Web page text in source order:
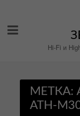
содержимому
Hi-Fi и
МЕТКА:
ATH-